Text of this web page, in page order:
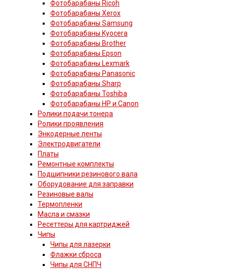
Фотобарабаны Ricoh
Фотобарабаны Xerox
Фотобарабаны Samsung
Фотобарабаны Kyocera
Фотобарабаны Brother
Фотобарабаны Epson
Фотобарабаны Lexmark
Фотобарабаны Panasonic
Фотобарабаны Sharp
Фотобарабаны Toshiba
Фотобарабаны HP и Canon
Ролики подачи тонера
Ролики проявления
Энкодерные ленты
Электродвигатели
Платы
Ремонтные комплекты
Подшипники резинового вала
Оборудование для заправки
Резиновые валы
Термопленки
Масла и смазки
Ресеттеры для картриджей
Чипы
Чипы для лазерки
Флажки сброса
Чипы для СНПЧ